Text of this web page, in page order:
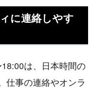
に連絡しやす
は、日本時間の
仕事の連絡やオンラ